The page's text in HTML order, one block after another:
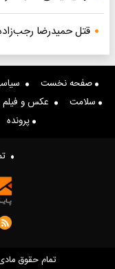
قتل حمیدرضا
صفحه نخست
سلامت
عکس و فیلم
پرونده
تمام حقوق